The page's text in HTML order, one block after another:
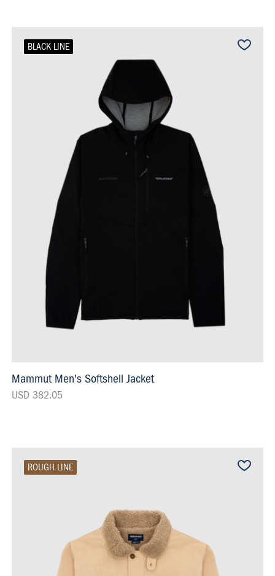
BLACK LINE
Mammut Men's Softshell Jacket
USD 382.05
ROUGH LINE